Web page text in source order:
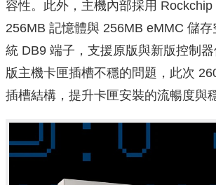
容性。此外，主機內部採用 Rockchip
256MB 記憶體與 256MB eMMC 儲
統 DB9 端子，支援原版與新版控制
版主機卡匣插槽不穩的問題，此次
插槽結構，提升卡匣安裝的流暢度與